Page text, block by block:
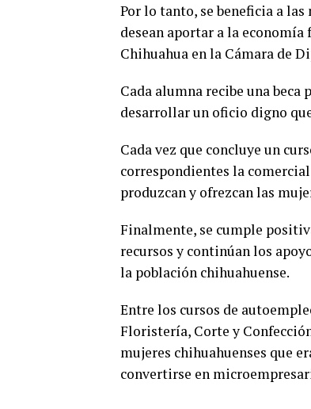
Por lo tanto, se beneficia a
desean aportar a la
Chihuahua en la Cámara de
Cada alumna recibe una
desarrollar un oficio digno
Cada vez que concluye un
correspondientes la
produzcan y ofrezcan las
Finalmente, se cumple
recursos y continúan los
la población chihuahuense.
Entre los cursos de
Floristería, Corte y
mujeres chihuahuenses que
convertirse en